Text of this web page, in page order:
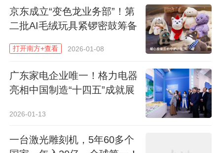
驱系统与面向AI的软硬一体化架构，已推动
人形机器人从技术验证阶段稳步迈入规模化
应用。研发人员告诉记者，刚过去的元旦假
心商圈的“机器人MART”零售亭“上岗”，吸
引大量消费者前来打卡、购买潮玩盲盒。
2026年被广泛认为是机器人的商用化元年。
但热潮之下，共识也愈发清晰，
京东成立“变色龙业务部”！第
二批AI毛绒玩具紧锣密鼓筹备
打开南方+查看 2026-01-08
广东家电企业唯一！格力电器
亮相中国制造“十四五”成就展
2026-01-13
一台激光雕刻机，5年60多个